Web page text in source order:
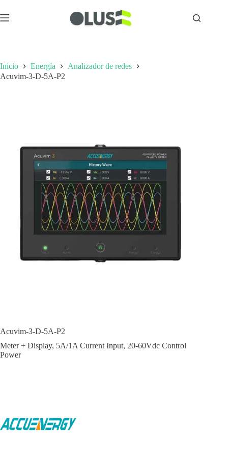
Inicio Energía
Analizador de redes
Acuvim-3-D-5A-P2
Acuvim-3-D-5A-P2
Meter + Display, 5A/1A Current Input, 20-60Vdc Control
Power